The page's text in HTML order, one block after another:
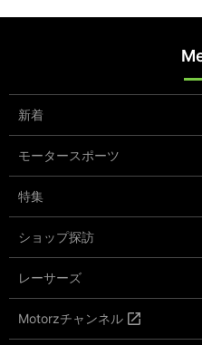
新着
モータースポーツ
特集
ショップ探訪
レーサーズ
Motorzチャンネル